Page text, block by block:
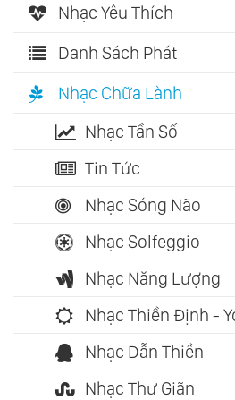
Nhạc Yêu Thích
Danh Sách Phát
Nhạc Chữa Lành
Nhạc Tần Số
Tin Tức
Nhạc Sóng Não
Nhạc Solfeggio
Nhạc Năng Lượng
Nhạc Thiền Định -
Nhạc Dẫn Thiền
Nhạc Thư Giãn